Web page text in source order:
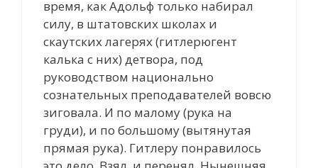
время, как Адольф только набирал
силу, в штатовских школах и
скаутских лагерях (гитлерюгент
калька с них) детвора, под
руководством национально
сознательных преподавателей вовсю
зиговала. И по малому (рука на
груди), и по большому (вытянутая
прямая рука). Гитлеру понравилось